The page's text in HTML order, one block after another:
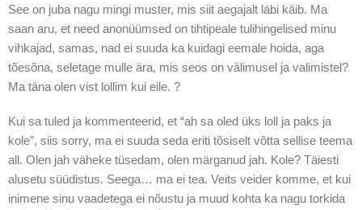
See on juba nagu mingi muster, mis siit aegajalt läbi käib. Ma
saan aru, et need anonüümsed on tihtipeale tulihingelised minu
vihkajad, samas, nad ei suuda ka kuidagi eemale hoida, aga
tõesõna, seletage mulle ära, mis seos on välimusel ja valimistel?
Ma täna olen vist lollim kui eile. ?
Kui sa tuled ja kommenteerid, et “ah sa oled üks loll ja paks ja
kole”, siis sorry, ma ei suuda seda eriti tõsiselt võtta sellise teema
all. Olen jah väheke tüsedam, olen märganud jah. Kole? Täiesti
alusetu süüdistus. Seega… ma ei tea. Veits veider komme, et kui
inimene sinu vaadetega ei nõustu ja muud kohta ka nagu torkida